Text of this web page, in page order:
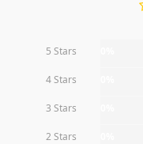
5 Stars
4 Stars
3 Stars
2 Stars